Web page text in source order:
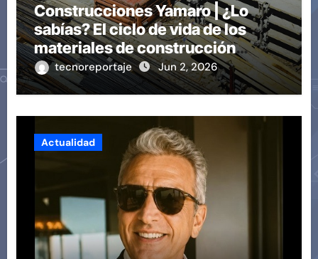
Construcciones Yamaro | ¿Lo
sabías? El ciclo de vida de los
materiales de construcción
revoluciona eficiencia en
proyectos modernos
tecnoreportaje Jun 2, 2026
Actualidad